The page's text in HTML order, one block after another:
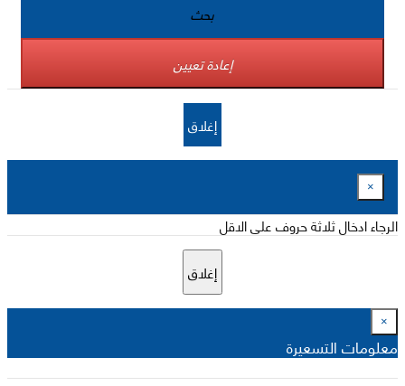
بحث
إعادة تعيين
إغلاق
×
الرجاء ادخال ثلاثة حروف على الاقل
إغلاق
×
معلومات التسعيرة